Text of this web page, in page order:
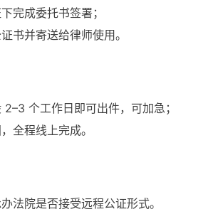
完成委托书签署；
书并寄送给律师使用。
个工作日即可出件，可加急；
全程线上完成。
法院是否接受远程公证形式。